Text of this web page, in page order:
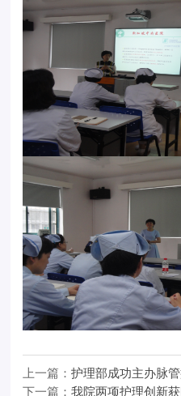
上一篇：护理部成功主办脉
下一篇：我院两项护理创新